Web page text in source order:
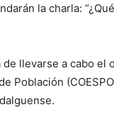
la charla:
llevarse a cabo el
Población